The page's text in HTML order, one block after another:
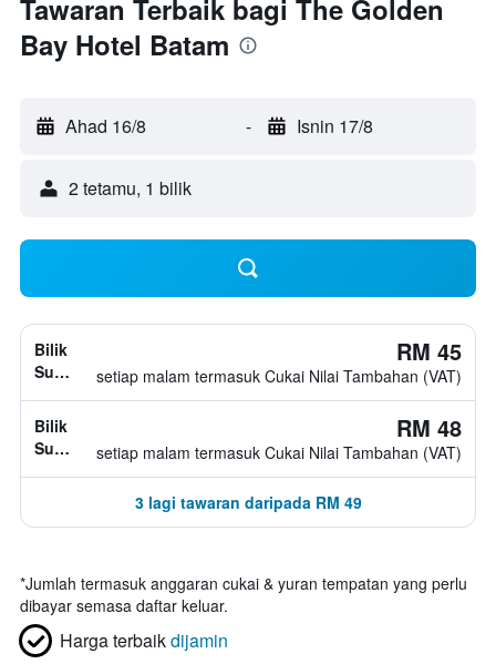
Tawaran Terbaik bagi The Golden
Bay Hotel Batam
Ahad 16/8 - Isnin 17/8
2 tetamu, 1 bilik
Bilik
Superior,
katil
tidak
diketahui
RM 45
setiap malam termasuk Cukai Nilai Tambahan (VAT)
Bilik
Superior,
RM 48
setiap malam termasuk Cukai Nilai Tambahan (VAT)
3 lagi tawaran daripada RM 49
*Jumlah termasuk anggaran cukai & yuran tempatan yang perlu
dibayar semasa daftar keluar.
Harga terbaikdijamin